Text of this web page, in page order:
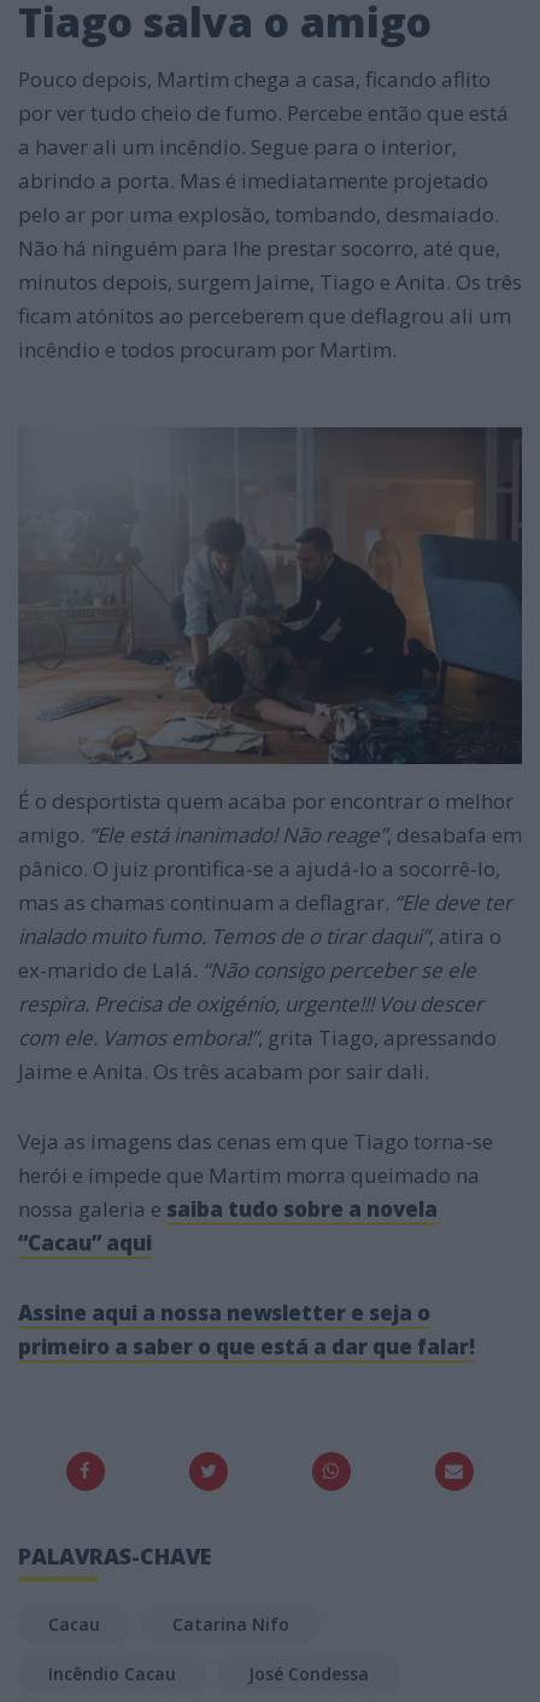
Tiago salva o amigo
Pouco depois, Martim chega a casa, ficando aflito
por ver tudo cheio de fumo. Percebe então que está
a haver ali um incêndio. Segue para o interior,
abrindo a porta. Mas é imediatamente projetado
pelo ar por uma explosão, tombando, desmaiado.
Não há ninguém para lhe prestar socorro, até que,
minutos depois, surgem Jaime, Tiago e Anita. Os três
ficam atónitos ao perceberem que deflagrou ali um
incêndio e todos procuram por Martim.
É o desportista quem acaba por encontrar o melhor
amigo. “Ele está inanimado! Não reage”, desabafa em
pânico. O juiz prontifica-se a ajudá-lo a socorrê-lo,
mas as chamas continuam a deflagrar. “Ele deve ter
inalado muito fumo. Temos de o tirar daqui”, atira o
ex-marido de Lalá. “Não consigo perceber se ele
respira. Precisa de oxigénio, urgente!!! Vou descer
com ele. Vamos embora!”, grita Tiago, apressando
Jaime e Anita. Os três acabam por sair dali.
Veja as imagens das cenas em que Tiago torna-se
herói e impede que Martim morra queimado na
nossa galeria e saiba tudo sobre a novela
“Cacau” aqui
Assine aqui a nossa newsletter e seja o
primeiro a saber o que está a dar que falar!
PALAVRAS-CHAVE
Cacau Catarina Nifo
Incêndio Cacau José Condessa